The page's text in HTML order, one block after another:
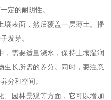
定的耐阴性。
壤表面，然后覆盖一层薄土。播
发芽。
，需要适量浇水，保持土壤湿润
生长所需的养分。同时，要注意
分和空间。
、园林景观等方面，它可以增加